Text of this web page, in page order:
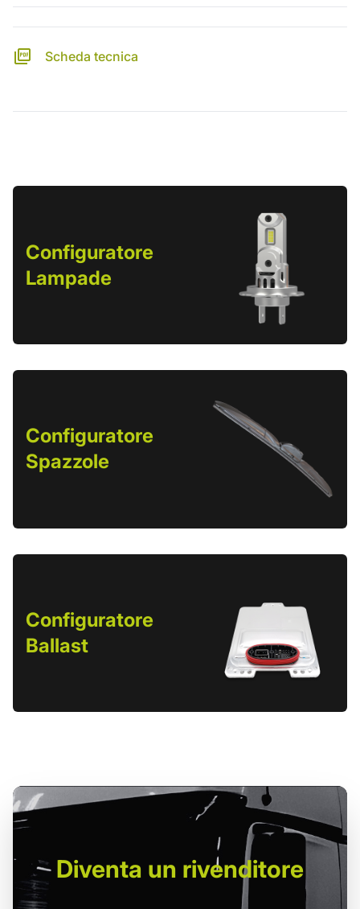
Scheda tecnica
Configuratore
Lampade
Configuratore
Spazzole
Configuratore
Ballast
Diventa un rivenditore